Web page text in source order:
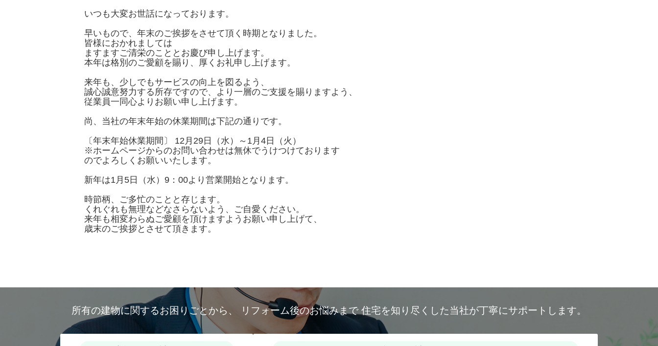
いつも大変お世話になっております。
早いもので、年末のご挨拶をさせて頂く時期となりました。
皆様におかれましては
ますますご清栄のこととお慶び申し上げます。
本年は格別のご愛顧を賜り、厚くお礼申し上げます。
来年も、少しでもサービスの向上を図るよう、
誠心誠意努力する所存ですので、より一層のご支援を賜りますよう、
従業員一同心よりお願い申し上げます。
尚、当社の年末年始の休業期間は下記の通りです。
〔年末年始休業期間〕 12月29日（水）～1月4日（火）
※ホームページからのお問い合わせは無休でうけつけております
のでよろしくお願いいたします。
新年は1月5日（水）9：00より営業開始となります。
時節柄、ご多忙のことと存じます。
くれぐれも無理などなさらないよう、ご自愛ください。
来年も相変わらぬご愛顧を頂けますようお願い申し上げて、
歳末のご挨拶とさせて頂きます。
所有の建物に関するお困りごとから、 リフォーム後のお悩みまで 住宅を知り尽くした当社が丁寧にサポートします。